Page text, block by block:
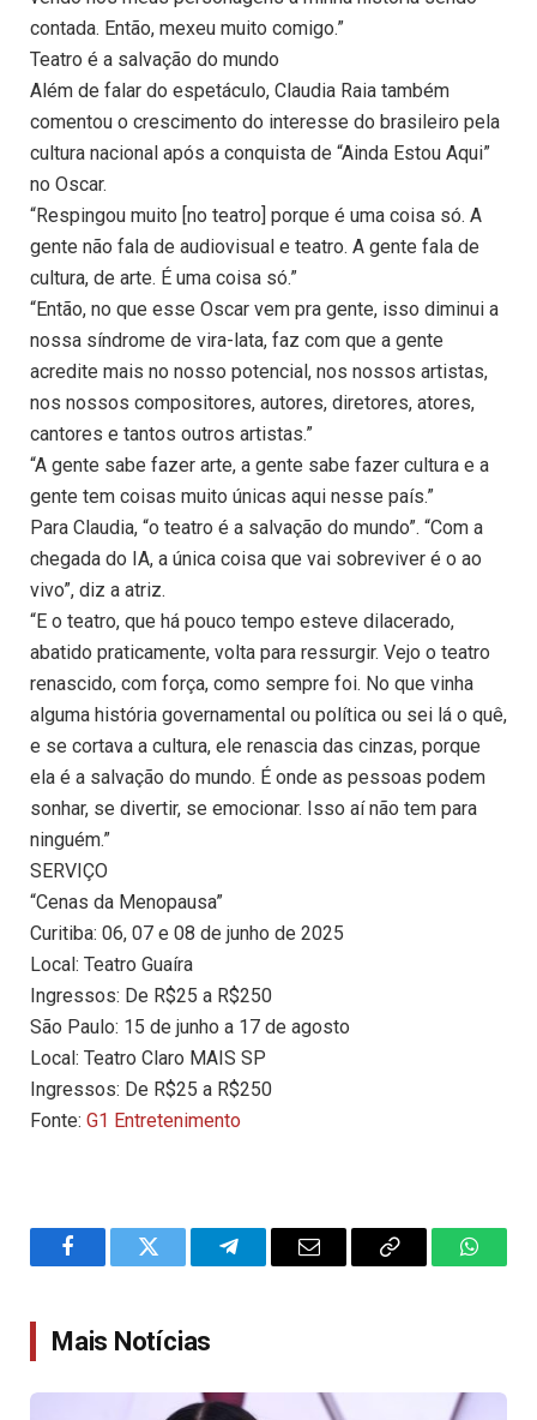
contada. Então, mexeu muito comigo.”
Teatro é a salvação do mundo
Além de falar do espetáculo, Claudia Raia também
comentou o crescimento do interesse do brasileiro pela
cultura nacional após a conquista de “Ainda Estou Aqui”
no Oscar.
“Respingou muito [no teatro] porque é uma coisa só. A
gente não fala de audiovisual e teatro. A gente fala de
cultura, de arte. É uma coisa só.”
“Então, no que esse Oscar vem pra gente, isso diminui a
nossa síndrome de vira-lata, faz com que a gente
acredite mais no nosso potencial, nos nossos artistas,
nos nossos compositores, autores, diretores, atores,
cantores e tantos outros artistas.”
“A gente sabe fazer arte, a gente sabe fazer cultura e a
gente tem coisas muito únicas aqui nesse país.”
Para Claudia, “o teatro é a salvação do mundo”. “Com a
chegada do IA, a única coisa que vai sobreviver é o ao
vivo”, diz a atriz.
“E o teatro, que há pouco tempo esteve dilacerado,
abatido praticamente, volta para ressurgir. Vejo o teatro
renascido, com força, como sempre foi. No que vinha
alguma história governamental ou política ou sei lá o quê,
e se cortava a cultura, ele renascia das cinzas, porque
ela é a salvação do mundo. É onde as pessoas podem
sonhar, se divertir, se emocionar. Isso aí não tem para
ninguém.”
SERVIÇO
“Cenas da Menopausa”
Curitiba: 06, 07 e 08 de junho de 2025
Local: Teatro Guaíra
Ingressos: De R$25 a R$250
São Paulo: 15 de junho a 17 de agosto
Local: Teatro Claro MAIS SP
Ingressos: De R$25 a R$250
Fonte: G1 Entretenimento
FacebookTwitter TelegramEmail
Copy
Mais Notícias